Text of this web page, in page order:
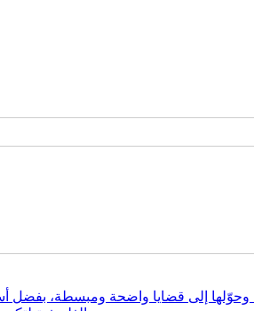
إلى قضايا واضحة ومبسطة، بفضل